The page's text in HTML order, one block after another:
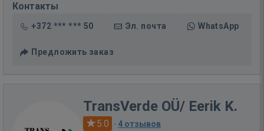
Контакты
+372 *** *** 50 Эл. почта WhatsApp
Предложить заказ
TransVerde OÜ/ Eerik K.
5.0 · 4 отзывов